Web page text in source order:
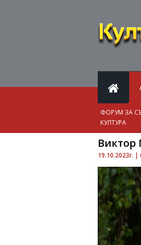
ФОРУМ ЗА
КУЛТУРА
19.10.2023г. |
Виктор